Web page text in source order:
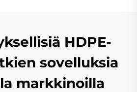
HDPE-
sovelluksia
markkinoilla